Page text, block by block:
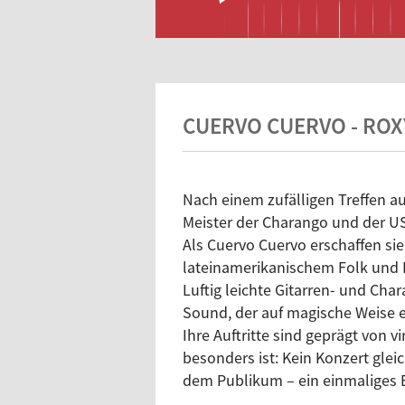
CUERVO CUERVO -
Nach einem zufälligen Treffen
Meister der Charango und der
Als Cuervo Cuervo erschaffen
lateinamerikanischem Folk und
Luftig leichte Gitarren- und
Sound, der auf magische
Ihre Auftritte sind geprägt von
besonders ist: Kein Konzert
dem Publikum – ein einmaliges